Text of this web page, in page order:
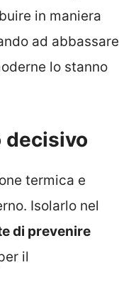
in maniera
ad abbassare
lo stanno
decisivo
termica e
Isolarlo nel
di prevenire
il